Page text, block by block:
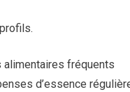
alimentaires fréquents
d’essence